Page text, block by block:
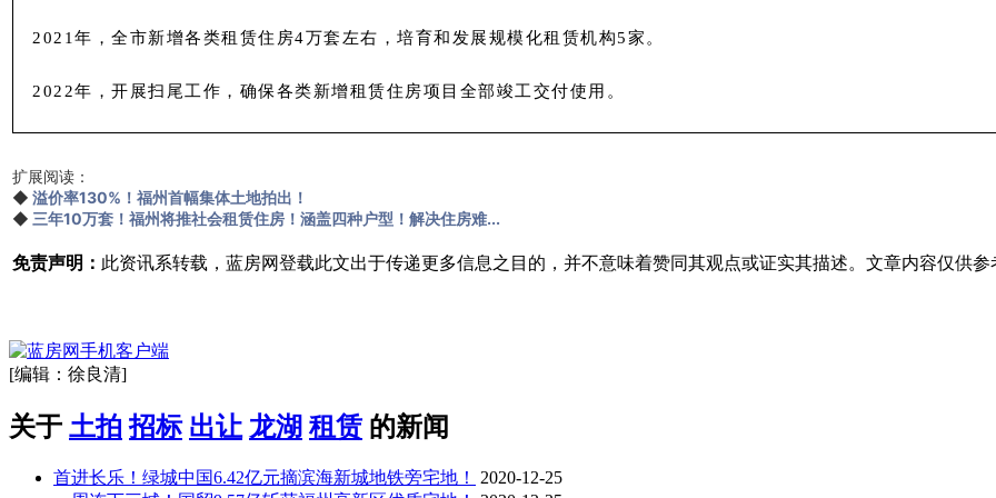
2021年，全市新增各类租赁住房4万套左右，培育和发展规模化租赁机构5家。
2022年，开展扫尾工作，确保各类新增租赁住房项目全部竣工交付使用。
扩展阅读：
◆ 溢价率130%！福州首幅集体土地拍出！
◆ 三年10万套！福州将推社会租赁住房！涵盖四种户型！解决住房难...
免责声明： 此资讯系转载，蓝房网登载此文出于传递更多信息之目的，并不意味着赞同其观点或证实其描述。文章内容仅供参
[编辑：徐良清]
关于 土拍 招标 出让 龙湖 租赁 的新闻
首进长乐！绿城中国6.42亿元摘滨海新城地铁旁宅地！
2020-12-25